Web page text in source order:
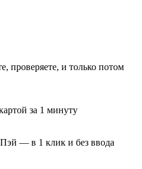
проверяете, и только потом
за 1 минуту
— в 1 клик и без ввода